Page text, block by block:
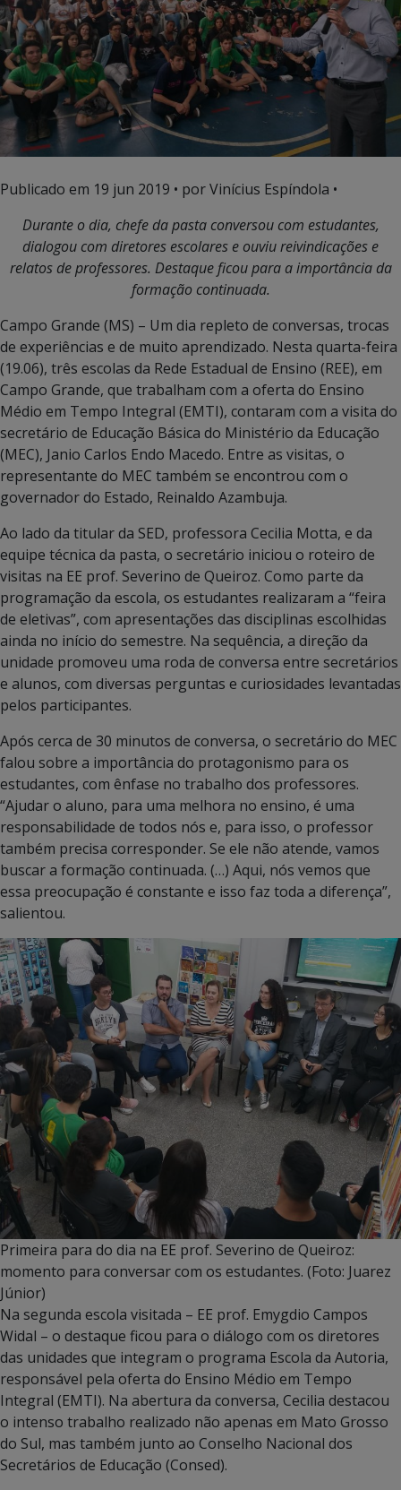
Publicado em 19 jun 2019 • por Vinícius Espíndola •
Durante o dia, chefe da pasta conversou com estudantes,
dialogou com diretores escolares e ouviu reivindicações e
relatos de professores. Destaque ficou para a importância da
formação continuada.
Campo Grande (MS) – Um dia repleto de conversas, trocas
de experiências e de muito aprendizado. Nesta quarta-feira
(19.06), três escolas da Rede Estadual de Ensino (REE), em
Campo Grande, que trabalham com a oferta do Ensino
Médio em Tempo Integral (EMTI), contaram com a visita do
secretário de Educação Básica do Ministério da Educação
(MEC), Janio Carlos Endo Macedo. Entre as visitas, o
representante do MEC também se encontrou com o
governador do Estado, Reinaldo Azambuja.
Ao lado da titular da SED, professora Cecilia Motta, e da
equipe técnica da pasta, o secretário iniciou o roteiro de
visitas na EE prof. Severino de Queiroz. Como parte da
programação da escola, os estudantes realizaram a “feira
de eletivas”, com apresentações das disciplinas escolhidas
ainda no início do semestre. Na sequência, a direção da
unidade promoveu uma roda de conversa entre secretários
e alunos, com diversas perguntas e curiosidades levantadas
pelos participantes.
Após cerca de 30 minutos de conversa, o secretário do MEC
falou sobre a importância do protagonismo para os
estudantes, com ênfase no trabalho dos professores.
“Ajudar o aluno, para uma melhora no ensino, é uma
responsabilidade de todos nós e, para isso, o professor
também precisa corresponder. Se ele não atende, vamos
buscar a formação continuada. (…) Aqui, nós vemos que
essa preocupação é constante e isso faz toda a diferença”,
salientou.
Primeira para do dia na EE prof. Severino de Queiroz:
momento para conversar com os estudantes. (Foto: Juarez
Júnior)
Na segunda escola visitada – EE prof. Emygdio Campos
Widal – o destaque ficou para o diálogo com os diretores
das unidades que integram o programa Escola da Autoria,
responsável pela oferta do Ensino Médio em Tempo
Integral (EMTI). Na abertura da conversa, Cecilia destacou
o intenso trabalho realizado não apenas em Mato Grosso
do Sul, mas também junto ao Conselho Nacional dos
Secretários de Educação (Consed).